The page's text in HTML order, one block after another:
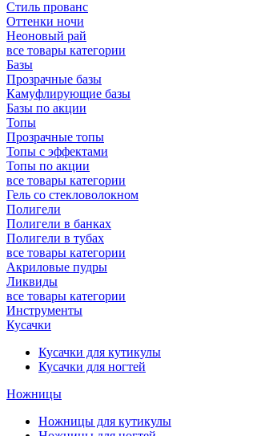
Стиль прованс
Оттенки ночи
Неоновый рай
все товары категории
Базы
Прозрачные базы
Камуфлирующие базы
Базы по акции
Топы
Прозрачные топы
Топы с эффектами
Топы по акции
все товары категории
Гель со стекловолокном
Полигели
Полигели в банках
Полигели в тубах
все товары категории
Акриловые пудры
Ликвиды
все товары категории
Инструменты
Кусачки
Кусачки для кутикулы
Кусачки для ногтей
Ножницы
Ножницы для кутикулы